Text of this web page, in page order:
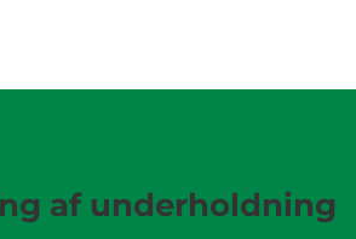
af underholdning